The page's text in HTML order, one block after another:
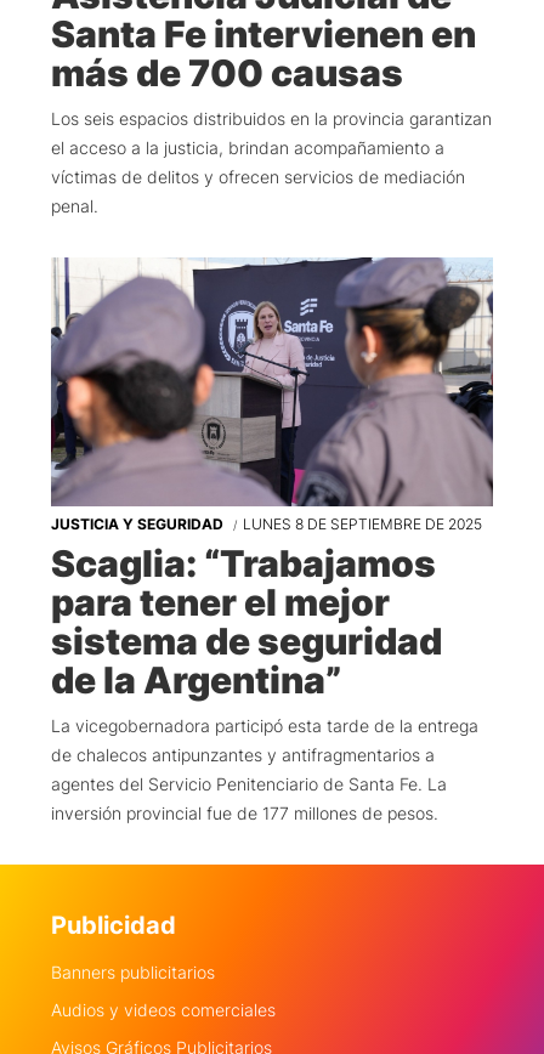
Santa Fe intervienen en
más de 700 causas
Los seis espacios distribuidos en la provincia garantizan
el acceso a la justicia, brindan acompañamiento a
víctimas de delitos y ofrecen servicios de mediación
penal.
JUSTICIA Y SEGURIDAD LUNES 8 DE SEPTIEMBRE DE 2025
Scaglia: “Trabajamos
para tener el mejor
sistema de seguridad
de la Argentina”
La vicegobernadora participó esta tarde de la entrega
de chalecos antipunzantes y antifragmentarios a
agentes del Servicio Penitenciario de Santa Fe. La
inversión provincial fue de 177 millones de pesos.
Publicidad
Banners publicitarios
Audios y videos comerciales
Avisos Gráficos Publicitarios